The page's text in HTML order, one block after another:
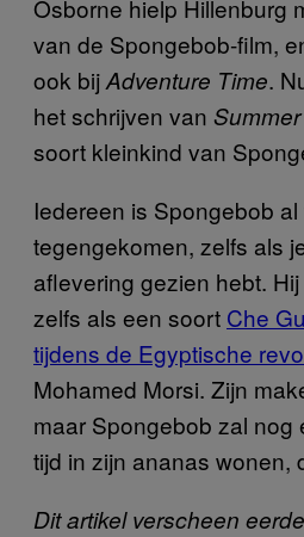
Osborne hielp Hillenburg
van de Spongebob-film,
ook bijAdventure Time.
het schrijven van
soort kleinkind van
Iedereen is Spongebob
tegengekomen, zelfs als
aflevering gezien hebt.
zelfs als een soort Che
tijdens de Egyptische
Mohamed Morsi. Zijn
maar Spongebob zal nog
tijd in zijn ananas wonen,
Dit artikel verscheen